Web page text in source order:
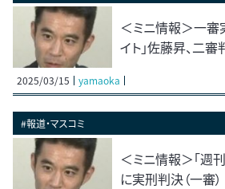
＜ミニ情報＞一審
イト」佐藤昇、二
2025/03/15 yamaoka
#報道・マスコミ
＜ミニ情報＞「週
に実刑判決（一審）